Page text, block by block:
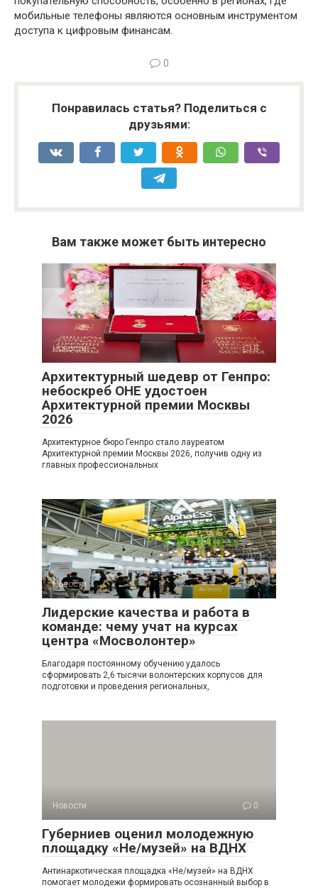
мобильные телефоны являются основным инструментом
доступа к цифровым финансам.
0
Понравилась статья? Поделиться с
друзьями:
Вам также может быть интересно
Новости 0
Архитектурный шедевр от Генпро:
небоскреб ОНЕ удостоен
Архитектурной премии Москвы
2026
Архитектурное бюро Генпро стало лауреатом
Архитектурной премии Москвы 2026, получив одну из
главных профессиональных
Новости 0
Лидерские качества и работа в
команде: чему учат на курсах
центра «Мосволонтер»
Благодаря постоянному обучению удалось
сформировать 2,6 тысячи волонтерских корпусов для
подготовки и проведения региональных,
Новости 0
Губерниев оценил молодежную
площадку «Не/музей» на ВДНХ
Антинаркотическая площадка «Не/музей» на ВДНХ
помогает молодежи формировать осознанный выбор в